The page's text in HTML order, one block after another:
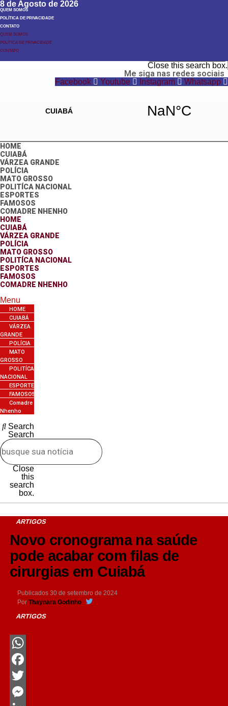
8 de Agosto de 2026
QUEM SOMOS
POLÍTICA DE PRIVACIDADE
CONTATO
QUEM SOMOS
POLÍTICA DE PRIVACIDADE
CONTATO
Close this search box.
Me siga nas redes sociais
Facebook Youtube Instagram Whatsapp
HOME
CUIABÁ
VÁRZEA GRANDE
POLÍCIA
MATO GROSSO
POLITÍCA NACIONAL
ESPORTES
FAMOSOS
COMADRE NHENHO
HOME
CUIABÁ
VÁRZEA GRANDE
POLÍCIA
MATO GROSSO
POLITÍCA NACIONAL
ESPORTES
FAMOSOS
COMADRE NHENHO
Menu
HOME
CUIABÁ
VÁRZEA
GRANDE
POLÍCIA
MATO
GROSSO
POLITÍCA
NACIONAL
ESPORTES
FAMOSOS
Comadre
Nhenho
Search
Search
Close
this
search
box.
ARTIGOS
Novo cronograma na saúde
pode acabar com filas de
cirurgias em Cuiabá
Publicados 30 de setembro de 2024
Por Thaynara Godinho
ARTIGOS
WhatsApp
Facebook
Twitter